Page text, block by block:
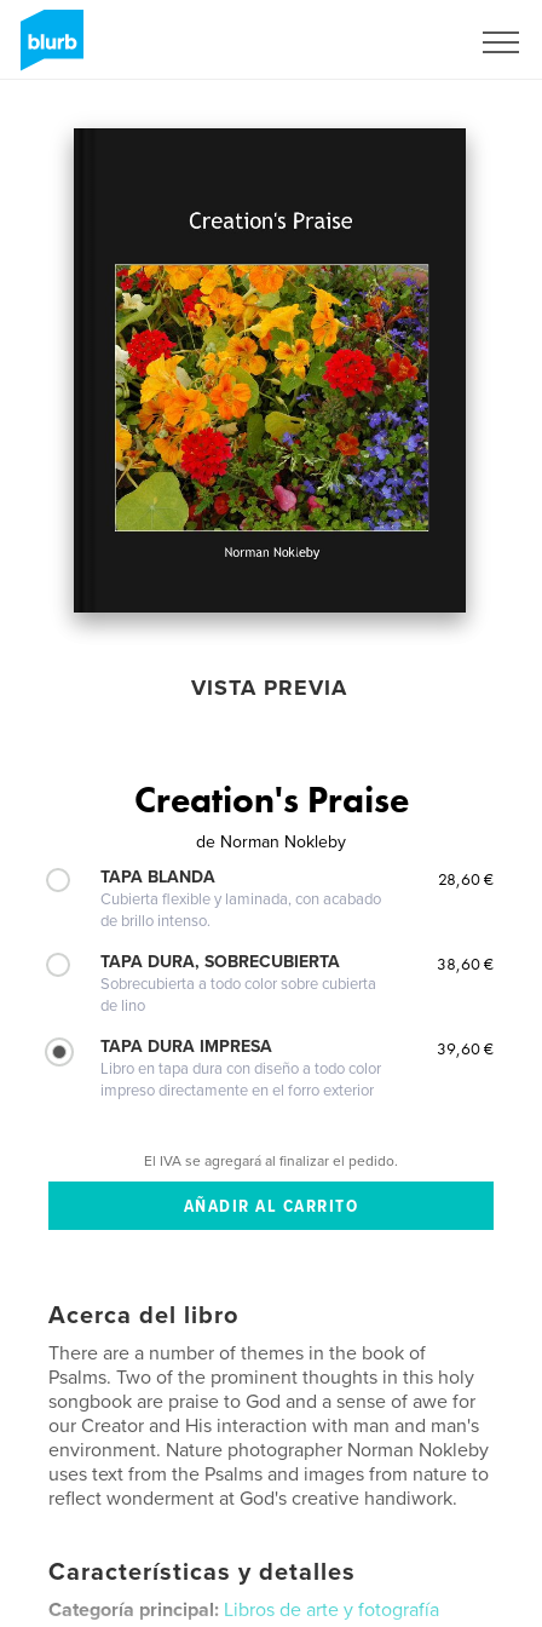
VISTA PREVIA
Creation's Praise
de Norman Nokleby
TAPA BLANDA
Cubierta flexible y laminada, con acabado
de brillo intenso.
28,60 €
TAPA DURA, SOBRECUBIERTA
Sobrecubierta a todo color sobre cubierta
de lino
38,60 €
TAPA DURA IMPRESA
Libro en tapa dura con diseño a todo color
impreso directamente en el forro exterior
39,60 €
El IVA se agregará al finalizar el pedido.
Acerca del libro
There are a number of themes in the book of
Psalms. Two of the prominent thoughts in this holy
songbook are praise to God and a sense of awe for
our Creator and His interaction with man and man's
environment. Nature photographer Norman Nokleby
uses text from the Psalms and images from nature to
reflect wonderment at God's creative handiwork.
Características y detalles
Categoría principal: Libros de arte y fotografía